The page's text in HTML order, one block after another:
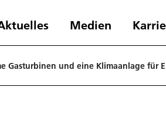
Medien
Gasturbinen und eine Klimaanlage für